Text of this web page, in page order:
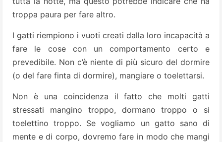
troppa paura per fare altro.
I gatti riempiono i vuoti creati dalla loro incapacità a
fare le cose con un comportamento certo e
prevedibile. Non c’è niente di più sicuro del dormire
(o del fare finta di dormire), mangiare o toelettarsi.
Non è una coincidenza il fatto che molti gatti
stressati mangino troppo, dormano troppo o si
toelettino troppo. Se vogliamo un gatto sano di
mente e di corpo, dovremo fare in modo che mangi